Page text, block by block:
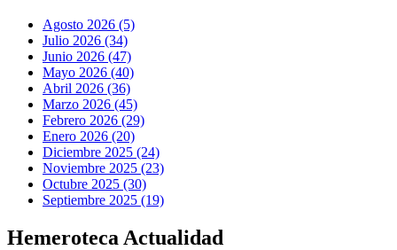
Agosto 2026 (5)
Julio 2026 (34)
Junio 2026 (47)
Mayo 2026 (40)
Abril 2026 (36)
Marzo 2026 (45)
Febrero 2026 (29)
Enero 2026 (20)
Diciembre 2025 (24)
Noviembre 2025 (23)
Octubre 2025 (30)
Septiembre 2025 (19)
Hemeroteca Actualidad